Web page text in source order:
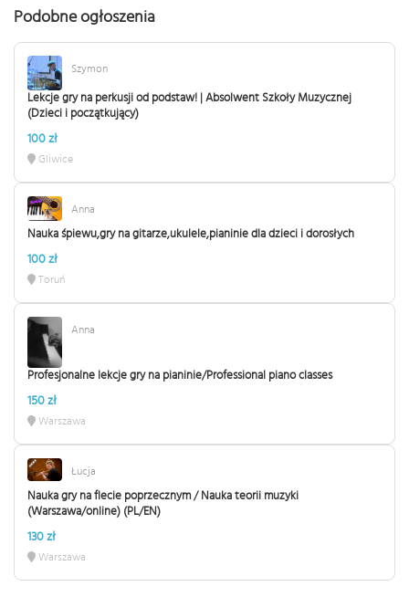
Podobne ogłoszenia
Szymon
Lekcje gry na perkusji od podstaw! | Absolwent Szkoły Muzycznej
(Dzieci i początkujący)
100 zł
Gliwice
Anna
Nauka śpiewu,gry na gitarze,ukulele,pianinie dla dzieci i dorosłych
100 zł
Toruń
Anna
Profesjonalne lekcje gry na pianinie/Professional piano classes
150 zł
Warszawa
Łucja
Nauka gry na flecie poprzecznym / Nauka teorii muzyki
(Warszawa/online) (PL/EN)
130 zł
Warszawa